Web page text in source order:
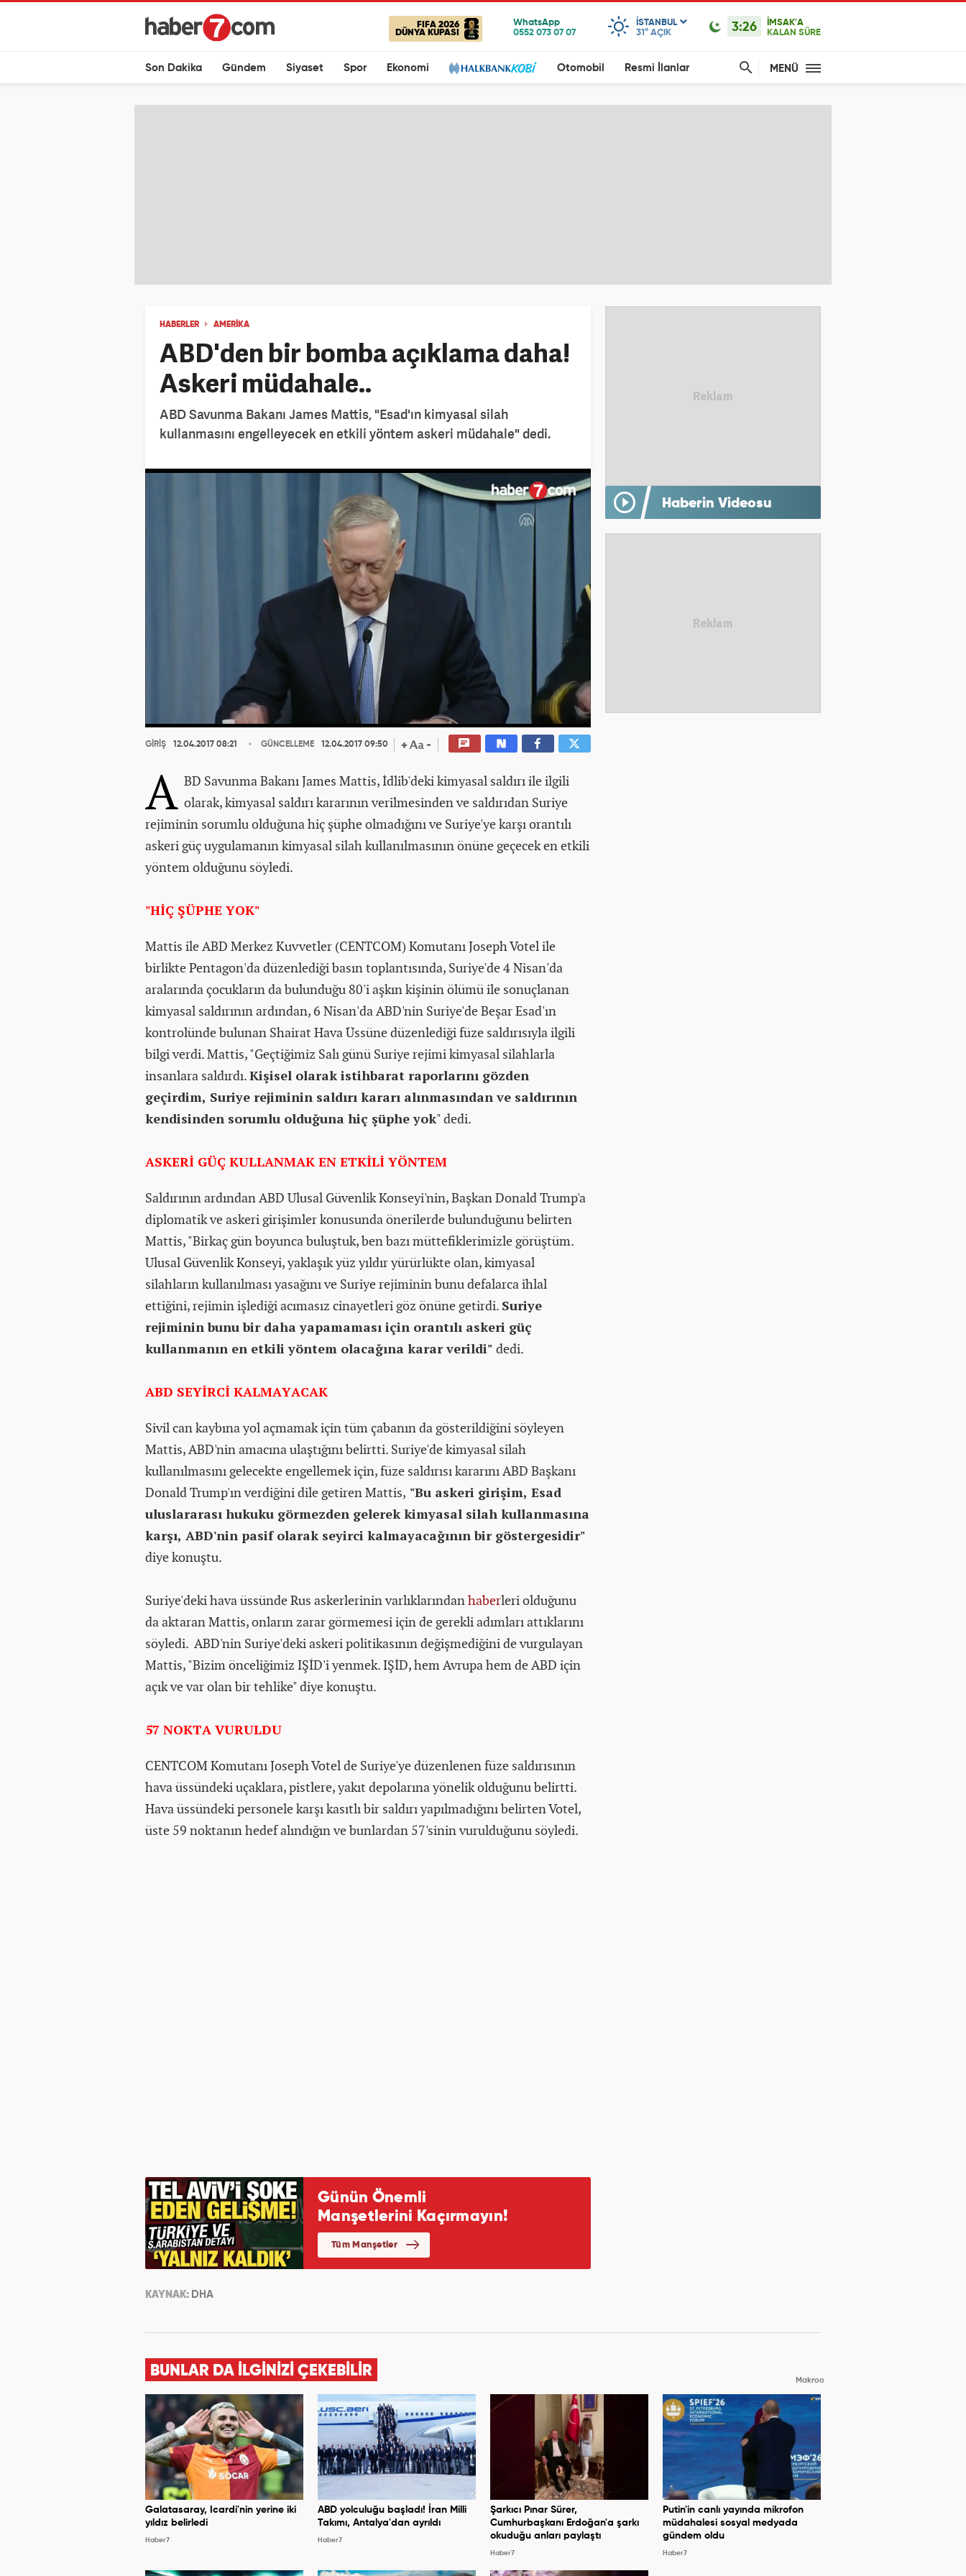
FIFA 2026
DÜNYA KUPASI
ISTANBUL
31° AÇIK 3:26
İMSAK'A
KALAN SÜRE
Son Dakika Gündem Siyaset Spor Ekonomi Otomobil Resmi İlanlar MENÜ
HABERLER AMERIKA
ABD'den bir bomba açıklama daha!
Askeri müdahale..
ABD Savunma Bakanı James Mattis, "Esad'ın kimyasal silah
kullanmasını engelleyecek en etkili yöntem askeri müdahale" dedi.
GİRİŞ 12.04.2017 08:21 GÜNCELLEME 12.04.2017 09:50
A BD Savunma Bakanı James Mattis, İdlib'deki kimyasal saldırı ile ilgili
olarak, kimyasal saldırı kararının verilmesinden ve saldırıdan Suriye
rejiminin sorumlu olduğuna hiç şüphe olmadığını ve Suriye'ye karşı orantılı
askeri güç uygulamanın kimyasal silah kullanılmasının önüne geçecek en etkili
yöntem olduğunu söyledi.
"HİÇ ŞÜPHE YOK"
Mattis ile ABD Merkez Kuvvetler (CENTCOM) Komutanı Joseph Votel ile
birlikte Pentagon'da düzenlediği basın toplantısında, Suriye'de 4 Nisan'da
aralarında çocukların da bulunduğu 80'i aşkın kişinin ölümü ile sonuçlanan
kimyasal saldırının ardından, 6 Nisan'da ABD'nin Suriye'de Beşar Esad'ın
kontrolünde bulunan Shairat Hava Üssüne düzenlediği füze saldırısıyla ilgili
bilgi verdi. Mattis, "Geçtiğimiz Salı günü Suriye rejimi kimyasal silahlarla
insanlara saldırdı.Kişisel olarak istihbarat raporlarını gözden
geçirdim, Suriye rejiminin saldırı kararı alınmasından ve saldırının
kendisinden sorumlu olduğuna hiç şüphe yok" dedi.
ASKERİ GÜÇ KULLANMAK EN ETKİLİ YÖNTEM
Saldırının ardından ABD Ulusal Güvenlik Konseyi'nin, Başkan Donald Trump'a
diplomatik ve askeri girişimler konusunda önerilerde bulunduğunu belirten
Mattis, "Birkaç gün boyunca buluştuk, ben bazı müttefiklerimizle görüştüm.
Ulusal Güvenlik Konseyi, yaklaşık yüz yıldır yürürlükte olan, kimyasal
silahların kullanılması yasağını ve Suriye rejiminin bunu defalarca ihlal
ettiğini, rejimin işlediği acımasız cinayetleri göz önüne getirdi. Suriye
rejiminin bunu bir daha yapamaması için orantılı askeri güç
kullanmanın en etkili yöntem olacağına karar verildi" dedi.
ABD SEYİRCİ KALMAYACAK
Sivil can kaybına yol açmamak için tüm çabanın da gösterildiğini söyleyen
Mattis, ABD'nin amacına ulaştığını belirtti. Suriye'de kimyasal silah
kullanılmasını gelecekte engellemek için, füze saldırısı kararını ABD Başkanı
Donald Trump'ın verdiğini dile getiren Mattis, "Bu askeri girişim, Esad
uluslararası hukuku görmezden gelerek kimyasal silah kullanmasına
karşı, ABD'nin pasif olarak seyirci kalmayacağının bir göstergesidir"
diye konuştu.
Suriye'deki hava üssünde Rus askerlerinin varlıklarındanhaberleri olduğunu
da aktaran Mattis, onların zarar görmemesi için de gerekli adımları attıklarını
söyledi. ABD'nin Suriye'deki askeri politikasının değişmediğini de vurgulayan
Mattis, "Bizim önceliğimiz IŞİD'i yenmek. IŞİD, hem Avrupa hem de ABD için
açık ve var olan bir tehlike" diye konuştu.
57 NOKTA VURULDU
CENTCOM Komutanı Joseph Votel de Suriye'ye düzenlenen füze saldırısının
hava üssündeki uçaklara, pistlere, yakıt depolarına yönelik olduğunu belirtti.
Hava üssündeki personele karşı kasıtlı bir saldırı yapılmadığını belirten Votel,
üste 59 noktanın hedef alındığın ve bunlardan 57'sinin vurulduğunu söyledi.
KAYNAK: DHA
Haberin Videosu
BUNLAR DA İLGİNİZİ ÇEKEBİLİR
Makroo
Galatasaray, Icardi'nin yerine iki
yıldız belirledi
Haber7
ABD yolculuğu başladı! İran Milli
Takımı, Antalya'dan ayrıldı
Haber7
Şarkıcı Pınar Sürer,
Cumhurbaşkanı Erdoğan'a şarkı
okuduğu anları paylaştı
Haber7
Putin'in canlı yayında mikrofon
müdahalesi sosyal medyada
gündem oldu
Haber7